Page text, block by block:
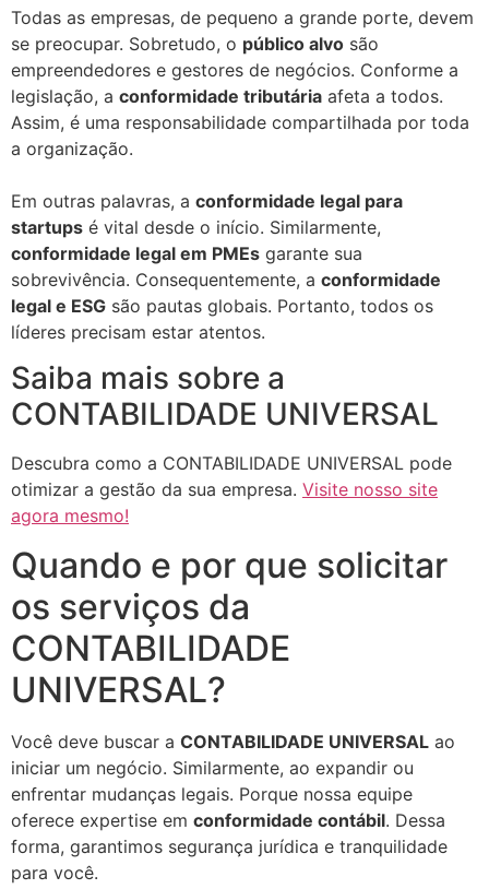
Todas as empresas, de pequeno a grande porte, devem
se preocupar. Sobretudo, o público alvo são
empreendedores e gestores de negócios. Conforme a
legislação, a conformidade tributária afeta a todos.
Assim, é uma responsabilidade compartilhada por toda
a organização.
Em outras palavras, a conformidade legal para
startups é vital desde o início. Similarmente,
conformidade legal em PMEs garante sua
sobrevivência. Consequentemente, a conformidade
legal e ESG são pautas globais. Portanto, todos os
líderes precisam estar atentos.
Saiba mais sobre a
CONTABILIDADE UNIVERSAL
Descubra como a CONTABILIDADE UNIVERSAL pode
otimizar a gestão da sua empresa. Visite nosso site
agora mesmo!
Quando e por que solicitar
os serviços da
CONTABILIDADE
UNIVERSAL?
Você deve buscar a CONTABILIDADE UNIVERSAL ao
iniciar um negócio. Similarmente, ao expandir ou
enfrentar mudanças legais. Porque nossa equipe
oferece expertise em conformidade contábil. Dessa
forma, garantimos segurança jurídica e tranquilidade
para você.